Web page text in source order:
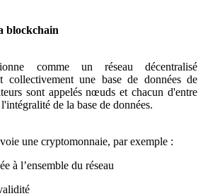
blockchain
comme un réseau décentralisé
collectivement une base de données de
sont appelés nœuds et chacun d'entre
de la base de données.
une cryptomonnaie, par exemple :
à l’ensemble du réseau